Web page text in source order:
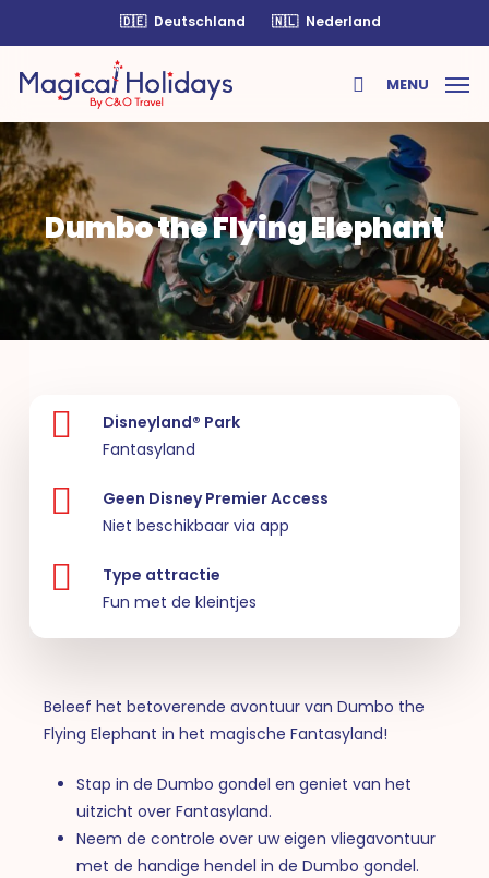
main
content
🇩🇪 Deutschland 🇳🇱 Nederland
search
MENU
Dumbo the Flying Elephant
Disneyland® Park
Fantasyland
Geen Disney Premier Access
Niet beschikbaar via app
Type attractie
Fun met de kleintjes
Beleef het betoverende avontuur van Dumbo the
Flying Elephant in het magische Fantasyland!
Stap in de Dumbo gondel en geniet van het
uitzicht over Fantasyland.
Neem de controle over uw eigen vliegavontuur
met de handige hendel in de Dumbo gondel.